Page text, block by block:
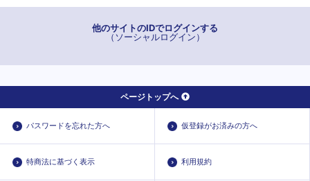
他のサイトのIDでログインする
（ソーシャルログイン）
ページトップへ
パスワードを忘れた方へ 仮登録がお済みの方へ
特商法に基づく表示 利用規約